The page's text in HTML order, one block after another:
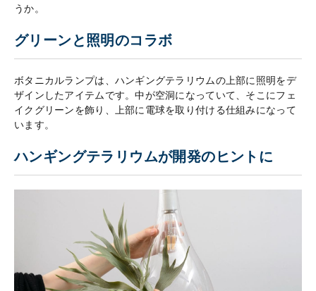
うか。
グリーンと照明のコラボ
ボタニカルランプは、ハンギングテラリウムの上部に照明をデ
ザインしたアイテムです。中が空洞になっていて、そこにフェ
イクグリーンを飾り、上部に電球を取り付ける仕組みになって
います。
ハンギングテラリウムが開発のヒントに